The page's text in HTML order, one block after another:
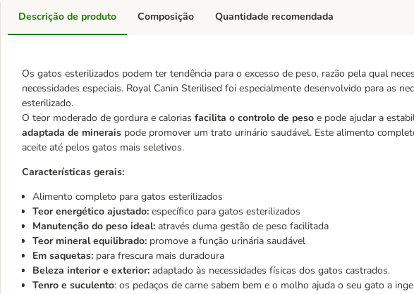
Descrição de produto
Os gatos esterilizados podem ter tendência para o excesso de peso, razão pela qual
necessidades especiais. Royal Canin Sterilised foi especialmente desenvolvido para as
esterilizado.
O teor moderado de gordura e calorias facilita o controlo de peso e pode ajudar a
adaptada de minerais pode promover um trato urinário saudável. Este alimento
aceite até pelos gatos mais seletivos.
Características gerais:
Alimento completo para gatos esterilizados
Teor energético ajustado: específico para gatos esterilizados
Manutenção do peso ideal: através duma gestão de peso facilitada
Teor mineral equilibrado: promove a função urinária saudável
Em saquetas: para frescura mais duradoura
Beleza interior e exterior: adaptado às necessidades físicas dos gatos castrados.
Tenro e suculento: os pedaços de carne sabem bem e o molho ajuda o seu gato a
Composição Quantidade recomendada